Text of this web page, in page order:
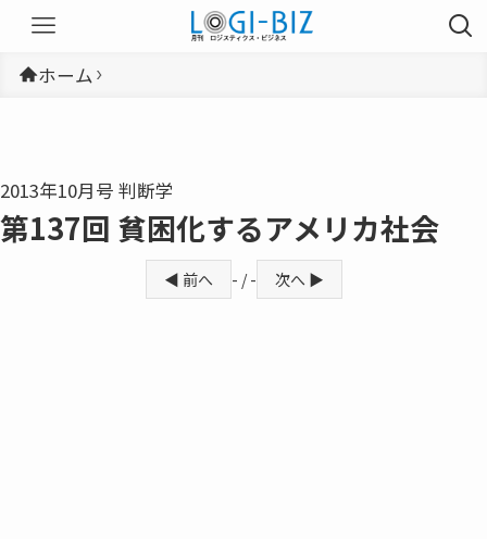
ホーム
2013年10月号 判断学
第137回 貧困化するアメリカ社会
◀ 前へ - / - 次へ ▶